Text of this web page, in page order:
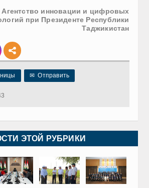
инновации и цифровых
при Президенте Республики
Таджикистан
✉ Отправить
ЭТОЙ РУБРИКИ